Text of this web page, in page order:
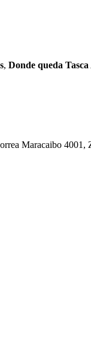
, Donde queda
Maracaibo 4001,